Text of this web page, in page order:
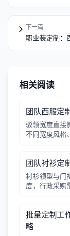
下一篇
职业装定制：
相关阅读
团队西服定
驳领宽度直接
不同宽度风格
团队衬衫定
衬衫领型与门
度，行政采购
批量定制工
略